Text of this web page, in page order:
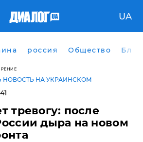
UA
россия Общество
НОВОСТЬ НА УКРАИНСКОМ
тревогу: после
дыра на новом